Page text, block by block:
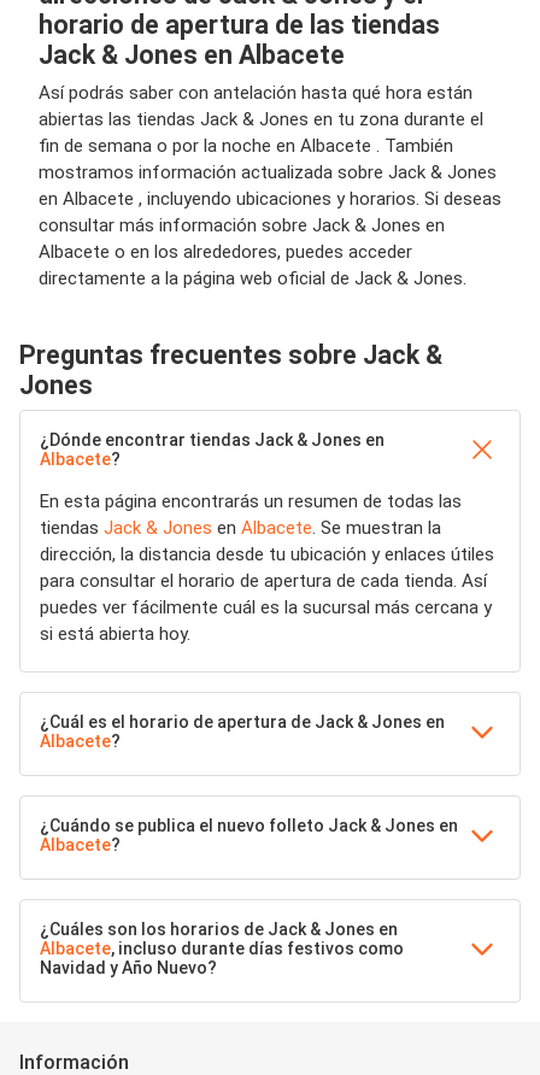
horario de apertura de las tiendas
Jack & Jones en Albacete
Así podrás saber con antelación hasta qué hora están
abiertas las tiendas Jack & Jones en tu zona durante el
fin de semana o por la noche en Albacete . También
mostramos información actualizada sobre Jack & Jones
en Albacete , incluyendo ubicaciones y horarios. Si deseas
consultar más información sobre Jack & Jones en
Albacete o en los alrededores, puedes acceder
directamente a la página web oficial de Jack & Jones.
Preguntas frecuentes sobre Jack &
Jones
¿Dónde encontrar tiendas Jack & Jones en
Albacete?
En esta página encontrarás un resumen de todas las
tiendas Jack & Jones en Albacete. Se muestran la
dirección, la distancia desde tu ubicación y enlaces útiles
para consultar el horario de apertura de cada tienda. Así
puedes ver fácilmente cuál es la sucursal más cercana y
si está abierta hoy.
¿Cuál es el horario de apertura de Jack & Jones en
Albacete?
¿Cuándo se publica el nuevo folleto Jack & Jones en
Albacete?
¿Cuáles son los horarios de Jack & Jones en
Albacete, incluso durante días festivos como
Navidad y Año Nuevo?
Información